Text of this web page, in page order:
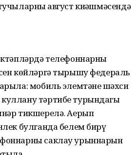
август киңәшмәсендә
телефоннарны
көйләргә тырышу федераль
мобиль элемтәнең шәхси
тәртибе турындагы
тикшерелә. Аерып
булганда белем бирү
саклау урыннарын